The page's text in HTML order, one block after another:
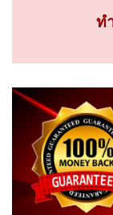
ท